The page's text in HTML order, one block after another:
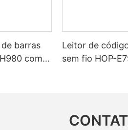
barras
com
Leitor de
sem fio HOP-